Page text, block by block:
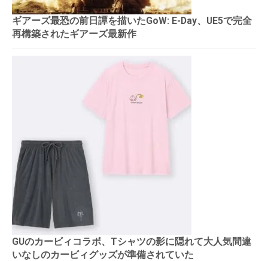
ギアーズ最恐の前日譚を描いたGoW: E-Day、UE5で完全
再構築されたギアーズ最新作
GUのカービィコラボ、Tシャツの影に隠れて大人気間違
いなしのカービィグッズが準備されていた